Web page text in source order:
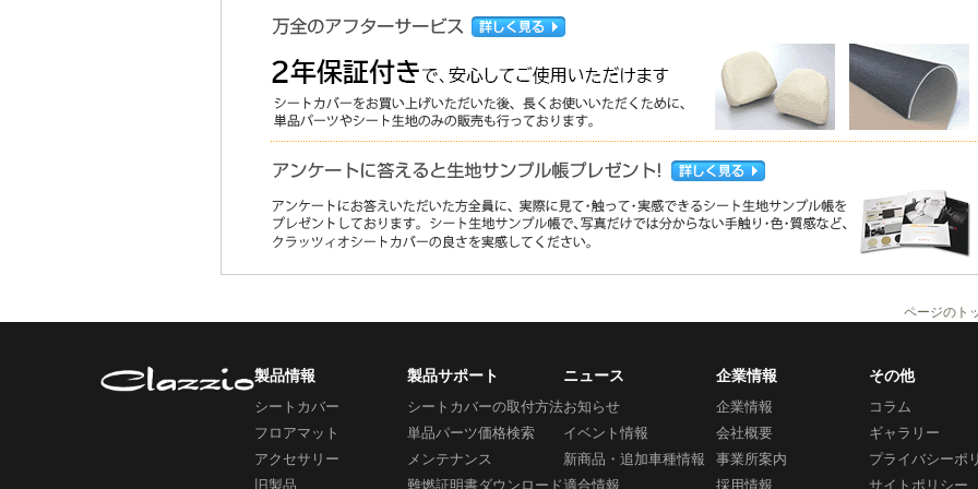
ページのト
製品情報
シートカバー
フロアマット
アクセサリー
旧製品
製品サポート
シートカバーの取付方法
単品パーツ価格検索
メンテナンス
難燃証明書ダウンロード
ニュース
お知らせ
イベント情報
新商品・追加車種情報
適合情報
企業情報
企業情報
会社概要
事業所案内
採用情報
その他
コラム
ギャラリー
プライバシーポ
サイトポリシー